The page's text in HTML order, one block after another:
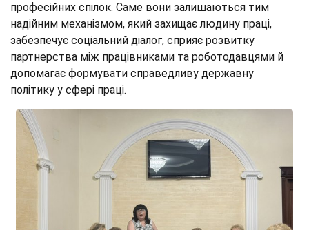
професійних спілок. Саме вони залишаються тим
надійним механізмом, який захищає людину праці,
забезпечує соціальний діалог, сприяє розвитку
партнерства між працівниками та роботодавцями й
допомагає формувати справедливу державну
політику у сфері праці.